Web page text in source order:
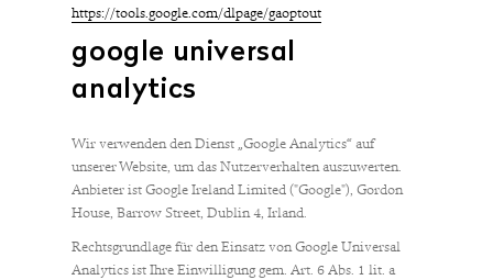
https://tools.google.com/dlpage/gaoptout
google universal
analytics
Wir verwenden den Dienst „Google Analytics“ auf
unserer Website, um das Nutzerverhalten auszuwerten.
Anbieter ist Google Ireland Limited ("Google"), Gordon
House, Barrow Street, Dublin 4, Irland.
Rechtsgrundlage für den Einsatz von Google Universal
Analytics ist Ihre Einwilligung gem. Art. 6 Abs. 1 lit. a